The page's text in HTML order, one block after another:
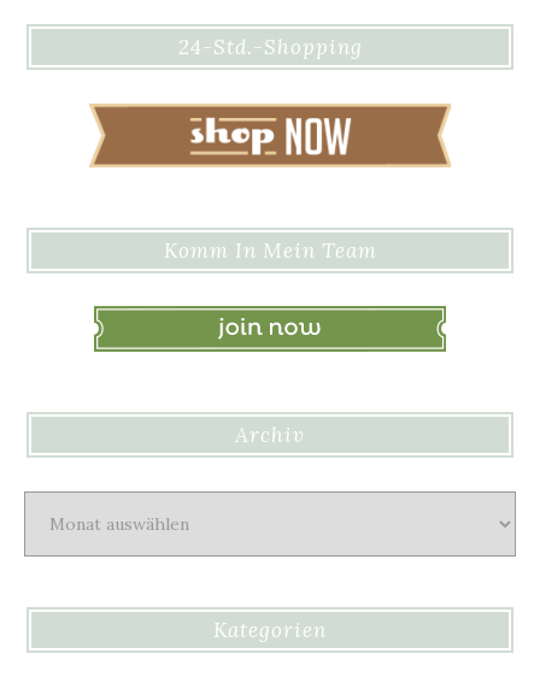
24-Std.-Shopping
Komm In Mein Team
Archiv
Kategorien